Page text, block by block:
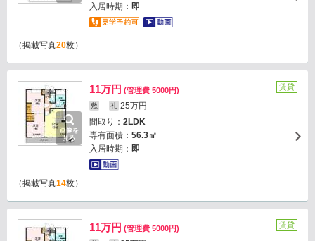
入居時期： 即
（掲載写真20枚）
画像を
見る
11万円 (管理費 5000円)
敷 - 礼 25万円
間取り： 2LDK
専有面積： 56.3㎡
入居時期： 即
賃貸
（掲載写真14枚）
11万円 (管理費 5000円) 賃貸